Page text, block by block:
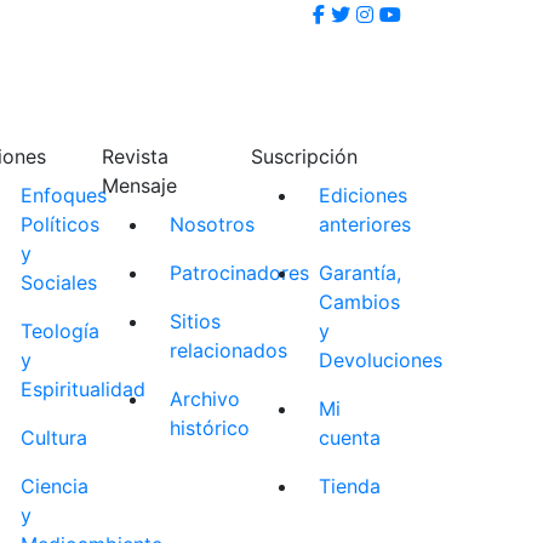
Enfoques
Políticos
y
Sociales
Teología
y
Espiritualidad
Cultura
Ciencia
y
Revista
Mensaje
Nosotros
Patrocinadores
Sitios
relacionados
Archivo
histórico
Suscripción
Ediciones
anteriores
Garantía,
Cambios
y
Devoluciones
Mi
cuenta
Tienda